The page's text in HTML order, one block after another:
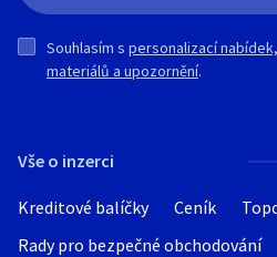
Vše o inzerci
Kreditové balíčky Ceník
Rady pro bezpečné obchodování
Souhlasím s personalizací
materiálů a upozornění.